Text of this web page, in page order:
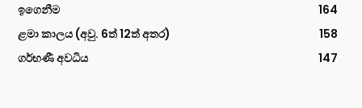
ඉගෙනීම
164
ළමා කාලය (අවු. 6ත් 12ත් අතර)
158
ගර්භණී අවධිය
147